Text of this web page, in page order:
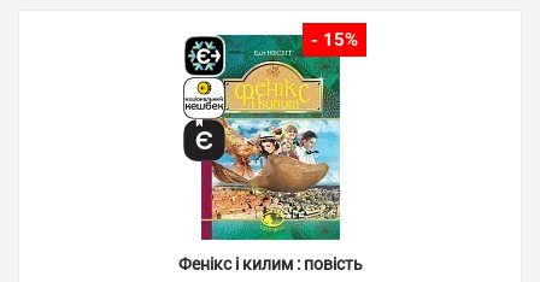
- 15%
Фенікс і килим : повість